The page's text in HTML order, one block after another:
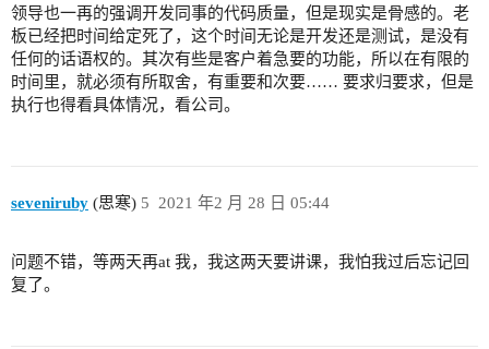
领导也一再的强调开发同事的代码质量，但是现实是骨感的。老
板已经把时间给定死了，这个时间无论是开发还是测试，是没有
任何的话语权的。其次有些是客户着急要的功能，所以在有限的
时间里，就必须有所取舍，有重要和次要…… 要求归要求，但是
执行也得看具体情况，看公司。
seveniruby (思寒) 2021 年2 月 28 日 05:44
5
问题不错，等两天再at 我，我这两天要讲课，我怕我过后忘记回
复了。